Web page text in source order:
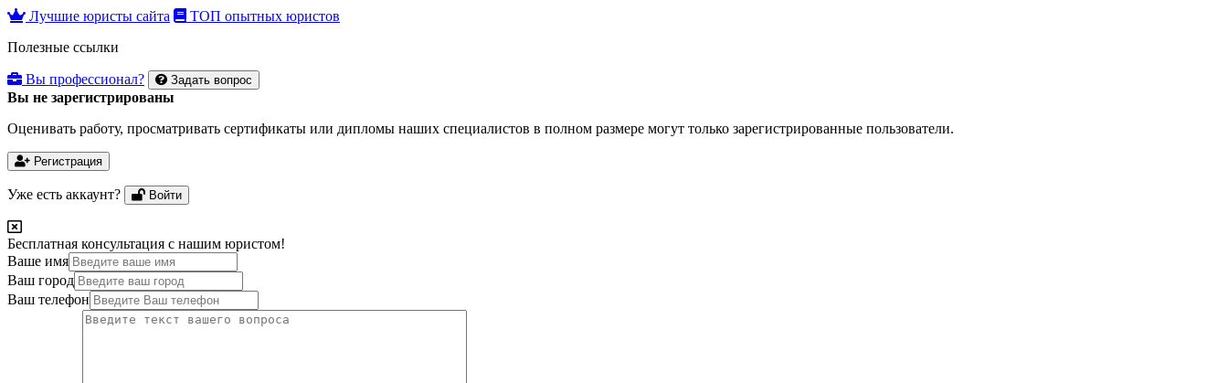
Лучшие юристы сайта
ТОП опытных юристов
Полезные ссылки
Вы профессионал? Задать вопрос
Вы не зарегистрированы
Оценивать работу, просматривать сертификаты или дипломы наших специалистов в полном размере могут только зарегистрированные пользователи.
Регистрация
Уже есть аккаунт? Войти
Бесплатная консультация с нашим юристом!
Ваше имя
Ваш город
Ваш телефон